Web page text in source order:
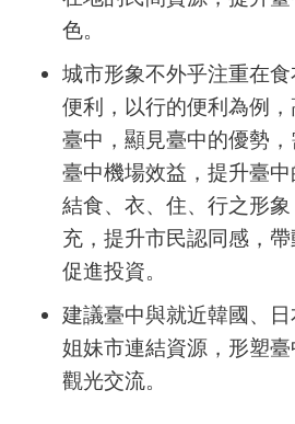
色。
城市形象不外乎注重在
便利，以行的便利為例
臺中，顯見臺中的優勢
臺中機場效益，提升臺
結食、衣、住、行之形
充，提升市民認同感，
促進投資。
建議臺中與就近韓國、
姐妹市連結資源，形塑
觀光交流。